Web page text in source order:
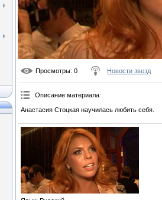
Просмотры: 0 Новости звезд
Описание материала:
Анастасия Стоцкая научилась любить себя.